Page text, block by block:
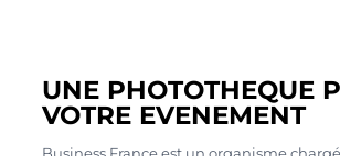
UNE PHOTOTHEQUE
VOTRE EVENEMENT